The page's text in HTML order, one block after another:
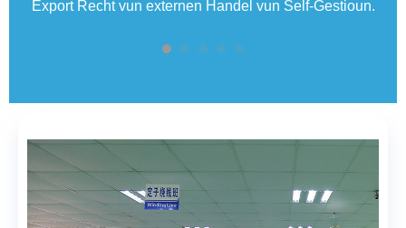
Export Recht vun externen Handel vun Self-Gestioun.